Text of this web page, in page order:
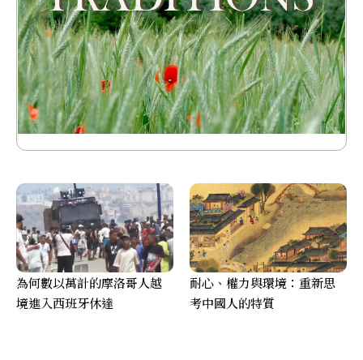
為何數以萬計的摩洛哥人越
境進入西班牙休達
耐心、權力與環境：重新思
考中國人的特質